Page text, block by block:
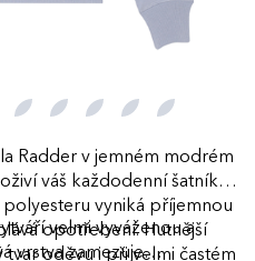
Radder v jemném modrém
váš každodenní šatník.
polyesteru vyniká příjemnou
opotřebení. Hutnější
oděvu i při velmi častém
velmi vyváženou a
vrstva zamezuje